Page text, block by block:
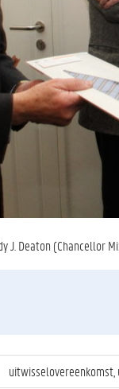
J. Deaton (Chancellor
uitwisselovereenkomst,